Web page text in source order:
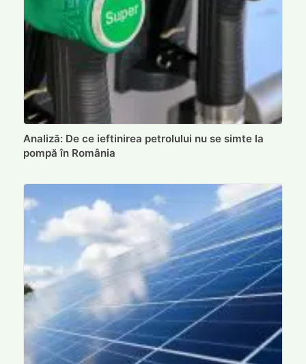
Analiză: De ce ieftinirea petrolului nu se simte la
pompă în România